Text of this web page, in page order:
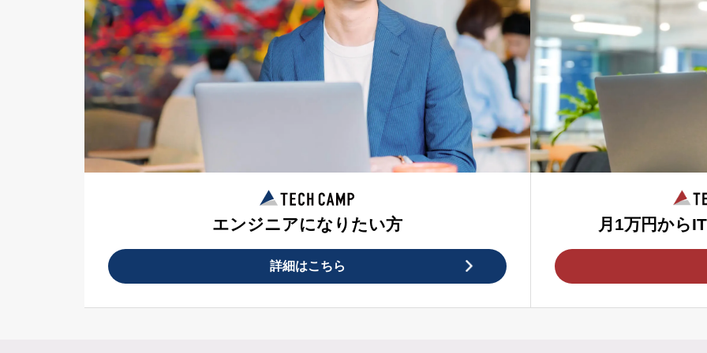
エンジニアになりたい方
詳細はこちら
月1万円から